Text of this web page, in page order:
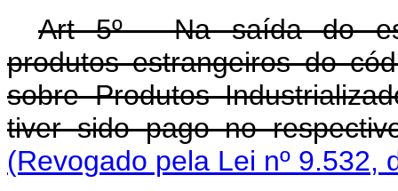
Art 5º - Na saída do
produtos estrangeiros do
sobre Produtos
tiver sido pago no
(Revogado pela Lei nº 9.532,